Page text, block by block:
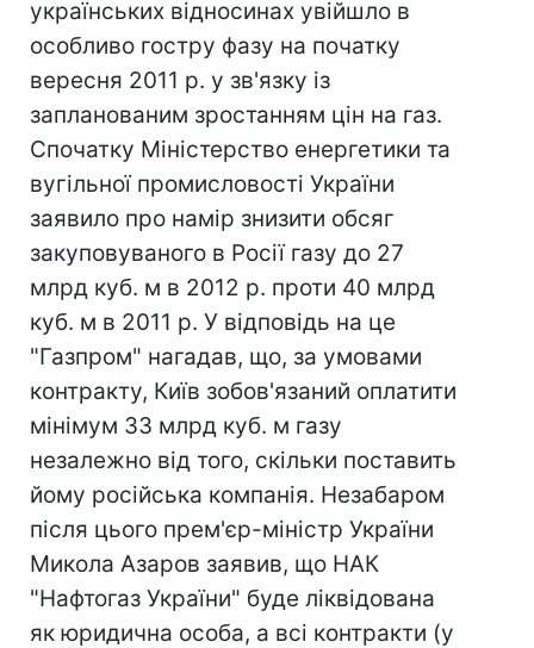
українських відносинах увійшло в
особливо гостру фазу на початку
вересня 2011 р. у зв'язку із
запланованим зростанням цін на газ.
Спочатку Міністерство енергетики та
вугільної промисловості України
заявило про намір знизити обсяг
закуповуваного в Росії газу до 27
млрд куб. м в 2012 р. проти 40 млрд
куб. м в 2011 р. У відповідь на це
"Газпром" нагадав, що, за умовами
контракту, Київ зобов'язаний оплатити
мінімум 33 млрд куб. м газу
незалежно від того, скільки поставить
йому російська компанія. Незабаром
після цього прем'єр-міністр України
Микола Азаров заявив, що НАК
"Нафтогаз України" буде ліквідована
як юридична особа, а всі контракти (у